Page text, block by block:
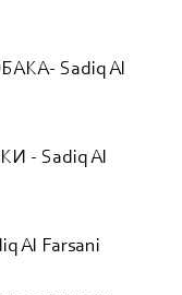
Sadiq Al
- Sadiq Al
Al Farsani